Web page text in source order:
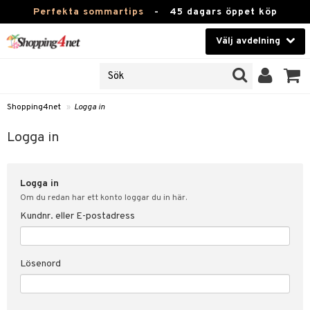
Perfekta sommartips - 45 dagars öppet köp
Välj avdelning
Kontaktlinser
Hälsokost
Fitness
Hem & Inredning
Leksaker, Barn & Baby
Varumärken
Shopping4net » Logga in
Logga in
Logga in
Om du redan har ett konto loggar du in här.
Kundnr. eller E-postadress
Lösenord
svar